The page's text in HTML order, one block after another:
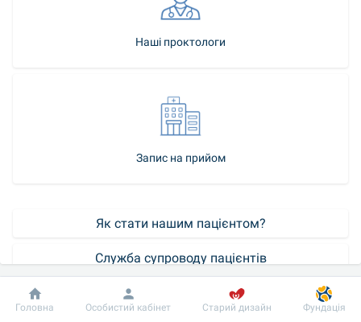
Наші проктологи
Запис на прийом
Як стати нашим пацієнтом?
Служба супроводу пацієнтів
Добробут
Інформація Пацієнту
Головна Особистий кабінет Старий дизайн Фундація